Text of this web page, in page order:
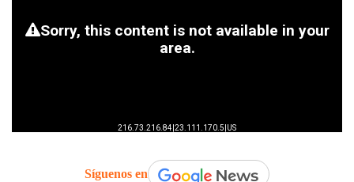
Síguenos en